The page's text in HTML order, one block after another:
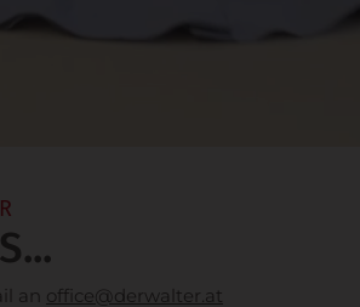
an office@derwalter.at